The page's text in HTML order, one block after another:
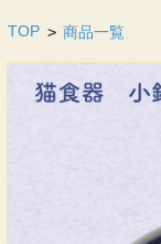
TOP > 商品一覧